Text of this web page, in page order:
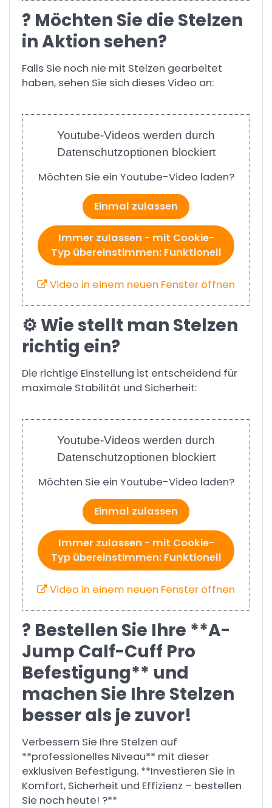
? Möchten Sie die Stelzen
in Aktion sehen?
Falls Sie noch nie mit Stelzen gearbeitet
haben, sehen Sie sich dieses Video an:
Youtube-Videos werden durch
Datenschutzoptionen blockiert
Möchten Sie ein Youtube-Video laden?
Einmal zulassen
Immer zulassen - mit Cookie-
Typ übereinstimmen: Funktionell
Video in einem neuen Fenster öffnen
⚙️ Wie stellt man Stelzen
richtig ein?
Die richtige Einstellung ist entscheidend für
maximale Stabilität und Sicherheit:
Youtube-Videos werden durch
Datenschutzoptionen blockiert
Möchten Sie ein Youtube-Video laden?
Einmal zulassen
Immer zulassen - mit Cookie-
Typ übereinstimmen: Funktionell
Video in einem neuen Fenster öffnen
? Bestellen Sie Ihre **A-
Jump Calf-Cuff Pro
Befestigung** und
machen Sie Ihre Stelzen
besser als je zuvor!
Verbessern Sie Ihre Stelzen auf
**professionelles Niveau** mit dieser
exklusiven Befestigung. **Investieren Sie in
Komfort, Sicherheit und Effizienz – bestellen
Sie noch heute! ?**